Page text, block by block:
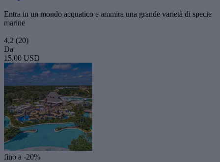
Entra in un mondo acquatico e ammira una grande varietà di specie
marine
4,2 (20)
Da
15,00 USD
fino a -20%